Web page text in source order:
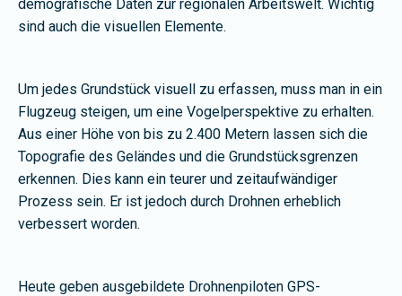
demografische Daten zur regionalen Arbeitswelt. Wichtig
sind auch die visuellen Elemente.
Um jedes Grundstück visuell zu erfassen, muss man in ein
Flugzeug steigen, um eine Vogelperspektive zu erhalten.
Aus einer Höhe von bis zu 2.400 Metern lassen sich die
Topografie des Geländes und die Grundstücksgrenzen
erkennen. Dies kann ein teurer und zeitaufwändiger
Prozess sein. Er ist jedoch durch Drohnen erheblich
verbessert worden.
Heute geben ausgebildete Drohnenpiloten GPS-